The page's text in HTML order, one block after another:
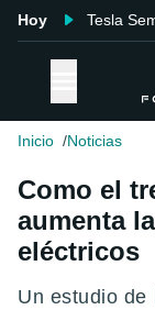
Hoy Tesla
Inicio Noticias
Como el
aumenta
eléctricos
Un estudio de